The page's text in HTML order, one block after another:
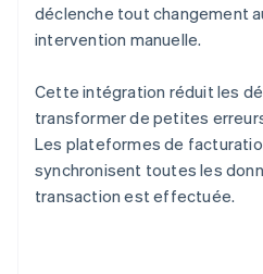
déclenche tout changement
intervention manuelle.
Cette intégration réduit les
transformer de petites
Les plateformes de
synchronisent toutes les
transaction est effectuée.